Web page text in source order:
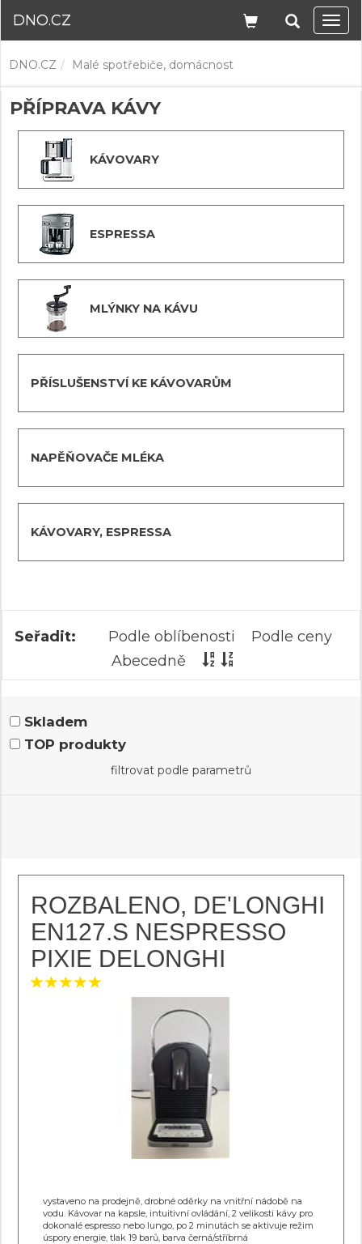
DNO.CZ
DNO.CZ Malé spotřebiče, domácnost
PŘÍPRAVA KÁVY
KÁVOVARY
ESPRESSA
MLÝNKY NA KÁVU
PŘÍSLUŠENSTVÍ KE KÁVOVARŮM
NAPĚŇOVAČE MLÉKA
KÁVOVARY, ESPRESSA
Seřadit: Podle oblíbenosti
Podle ceny
Abecedně
Skladem
TOP produkty
filtrovat podle parametrů
ROZBALENO, DE'LONGHI
EN127.S NESPRESSO
PIXIE DELONGHI
vystaveno na prodejně, drobné oděrky na vnitřní nádobě na
vodu. Kávovar na kapsle, intuitivní ovládání, 2 velikosti kávy pro
dokonalé espresso nebo lungo, po 2 minutách se aktivuje režim
úspory energie, tlak 19 barů, barva černá/stříbrná